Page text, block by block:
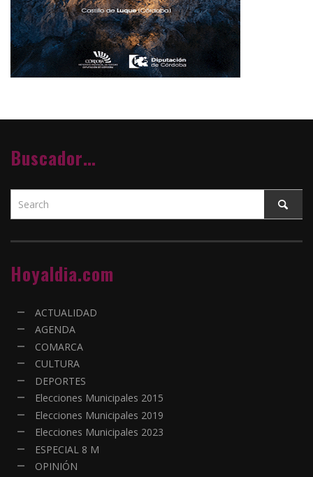
Buscador…
Hoyaldia.com
ACTUALIDAD
AGENDA
COMARCA
CULTURA
DEPORTES
Elecciones Municipales 2015
Elecciones Municipales 2019
Elecciones Municipales 2023
ESPECIAL 8 M
OPINIÓN